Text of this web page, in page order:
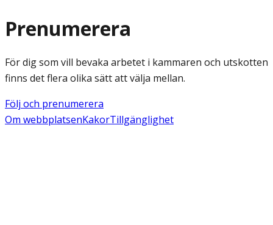
Prenumerera
För dig som vill bevaka arbetet i kammaren och utskotten
finns det flera olika sätt att välja mellan.
Följ och prenumerera
Om webbplatsenKakorTillgänglighet